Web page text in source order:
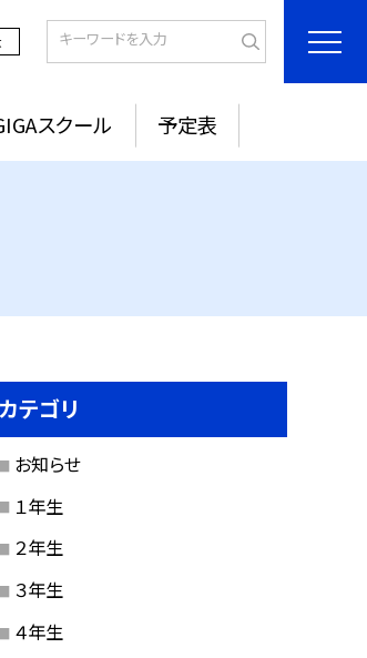
スクール 予定表
カテゴリ
お知らせ
１年生
２年生
３年生
４年生